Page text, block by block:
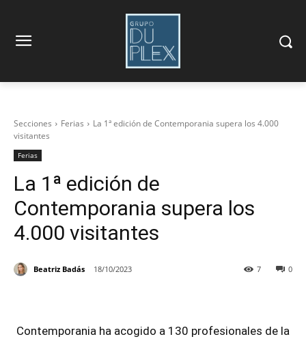
Secciones Ferias
La 1ª edición de Contemporania supera los 4.000
visitantes
Ferias
La 1ª edición de
Contemporania supera los
4.000 visitantes
Beatriz Badás 18/10/2023 0
7
Contemporania ha acogido a 130 profesionales de la